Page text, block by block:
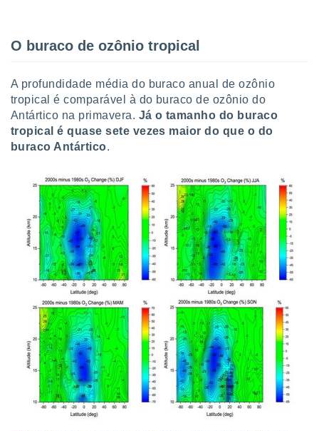
e
de
1199
O buraco de ozônio tropical
A profundidade média do buraco anual de ozônio
tropical é comparável à do buraco de ozônio do
Antártico na primavera. Já o tamanho do buraco
tropical é quase sete vezes maior do que o do
buraco Antártico.